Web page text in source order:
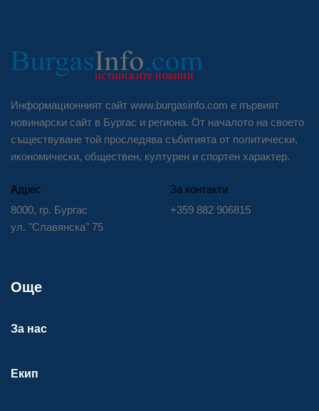
Информационният сайт www.burgasinfo.com е първият
новинарски сайт в Бургас и региона. От началото на своето
съществуване той проследява събитията от политически,
икономически, обществен, културен и спортен характер.
Адрес
8000, гр. Бургас
ул. "Славянска" 75
За контакти
+359 882 906815
Още
За нас
Екип